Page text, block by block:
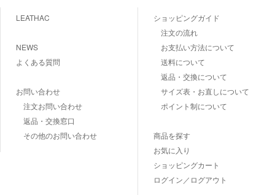
LEATHAC
NEWS
よくある質問
お問い合わせ
注文お問い合わせ
返品・交換窓口
その他のお問い合わせ
ショッピングガイド
注文の流れ
お支払い方法について
送料について
返品・交換について
サイズ表・お直しについて
ポイント制について
商品を探す
お気に入り
ショッピングカート
ログイン／ログアウト